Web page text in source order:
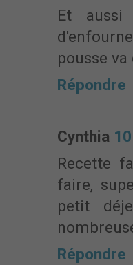
Et
pousse
Répondre
Cynthia
Recette
faire,
petit
Répondre